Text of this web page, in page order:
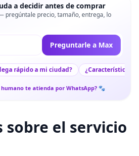
a decidir antes de comprar
pregúntale precio, tamaño, entrega, lo
Preguntarle a Max
rápido a mi ciudad? ¿Características
te atienda por WhatsApp? 🐾
sobre el servicio